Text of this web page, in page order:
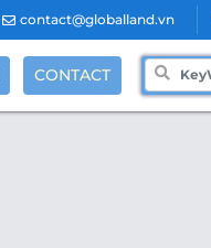
contact@globalland.vn
CONTACT